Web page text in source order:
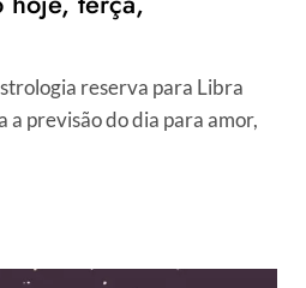
reserva para Libra
previsão do dia para amor,